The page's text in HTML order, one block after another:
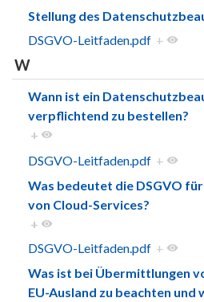
Stellung des
DSGVO-Leitfaden.pdf +
W
Wann ist ein
verpflichtend zu bestellen?
+
DSGVO-Leitfaden.pdf +
Was bedeutet die DSGVO
von Cloud-Services?
+
DSGVO-Leitfaden.pdf +
Was ist bei Übermittlungen
EU-Ausland zu beachten und